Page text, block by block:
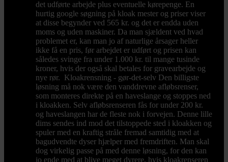
det udførte arbejde plus eventuelle kørepenge. En
hurtig google søgning på kloak mester og priser viser
at disse begynder ved 565 kr. og det er endda uden
moms og uden maskiner. Da man sjældent ved hvad
problemet er, kan man jo af naturlige årsager heller
ikke få en pris, før arbejdet er udført og prisen kan
således svinge fra under 1.000 kr. til mange tusinde
kroner, hvis der også skal betales for gravearbejde og
nye rør. Kloakrensning - gør-det-selv Den billigste
løsning må nok være den vanddrevne afløbsrenser,
som monteres direkte på en haveslange og stoppes ned
i kloakken. Selv afløbsrenseren fås for under 200 kr.
og haveslangen har de fleste nok i forvejen. Denne lille
dims sendes ind mod det tilstoppede sted i kloakken og
spuler med en kraftig stråle fremad samtidig med at
bagudvendte dyser hjælper med fremdriften. Man skal
dog virkelig passe på med denne løsning, for den kan
jo ende med at blive meget dyrere, hvis kloakrenseren